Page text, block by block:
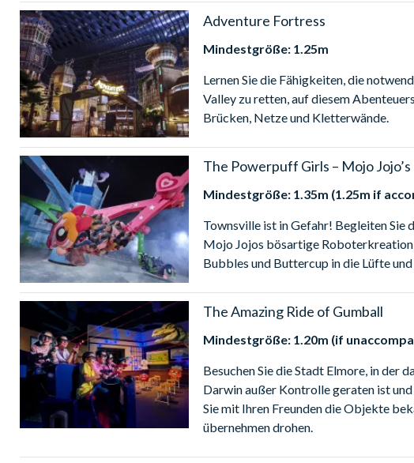
Adventure Fortress
Mindestgröße: 1.25m
Lernen Sie die Fähigkeiten, die
Valley zu retten, auf diesem
Brücken, Netze und Kletterwände.
The Powerpuff Girls – Mojo
Mindestgröße: 1.35m (1.25m if
Townsville ist in Gefahr! Begleiten Sie
Mojo Jojos bösartige
Bubbles und Buttercup in die Lüfte
The Amazing Ride of Gumball
Mindestgröße: 1.20m (if
Besuchen Sie die Stadt Elmore, in der
Darwin außer Kontrolle geraten ist
Sie mit Ihren Freunden die Objekte
übernehmen drohen.